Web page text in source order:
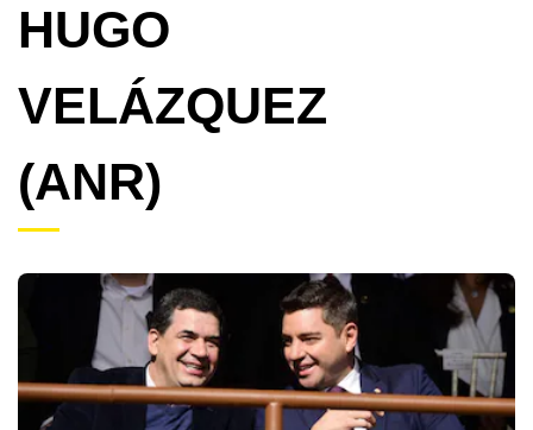
HUGO
VELÁZQUEZ
(ANR)